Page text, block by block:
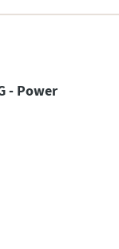
- Power